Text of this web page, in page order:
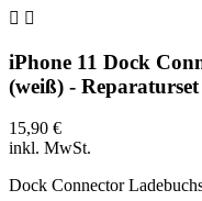
 
iPhone 11 Dock
(weiß) - Reparaturset
15,90 €
inkl. MwSt.
Dock Connector